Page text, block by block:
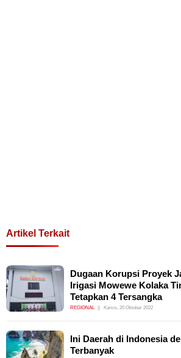
Artikel Terkait
Dugaan Korupsi Proyek
Irigasi Mowewe Kolaka
Tetapkan 4 Tersangka
REGIONAL Kamis, 20 Oktober 2022
Ini Daerah di Indonesia
Terbanyak